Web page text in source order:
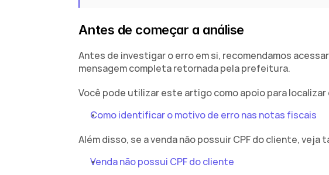
Antes de começar a análise
Antes de investigar o erro em si, recomendamos
mensagem completa retornada pela prefeitura.
Você pode utilizar este artigo como apoio para
Como identificar o motivo de erro nas notas fiscais
Além disso, se a venda não possuir CPF do cliente, veja
Venda não possui CPF do cliente